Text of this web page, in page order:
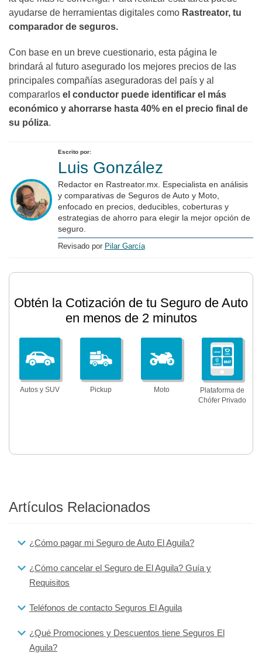
ayudarse de herramientas digitales como Rastreator, tu
comparador de seguros.
Con base en un breve cuestionario, esta página le
brindará al futuro asegurado los mejores precios de las
principales compañías aseguradoras del país y al
compararlos el conductor puede identificar el más
económico y ahorrarse hasta 40% en el precio final de
su póliza.
Escrito por:
Luis González
Redactor en Rastreator.mx. Especialista en análisis
y comparativas de Seguros de Auto y Moto,
enfocado en precios, deducibles, coberturas y
estrategias de ahorro para elegir la mejor opción de
seguro.
Revisado por Pilar García
Obtén la Cotización de tu Seguro de Auto
en menos de 2 minutos
Autos y SUV Pickup Moto
Plataforma de
Chófer Privado
Artículos Relacionados
¿Cómo pagar mi Seguro de Auto El Aguila?
¿Cómo cancelar el Seguro de El Aguila? Guía y
Requisitos
Teléfonos de contacto Seguros El Aguila
¿Qué Promociones y Descuentos tiene Seguros El
Aguila?